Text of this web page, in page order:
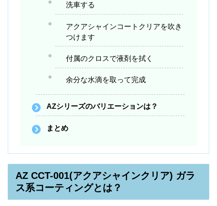
洗車する
アクアシャインコートクリアを吹き
つけます
付属のクロスで液剤を拭く
余分な水滴を取って完成
AZシリーズのバリエーションは？
まとめ
AZ CCT-001(アクアシャインクリア) ガラ
ス系コーティングとは？